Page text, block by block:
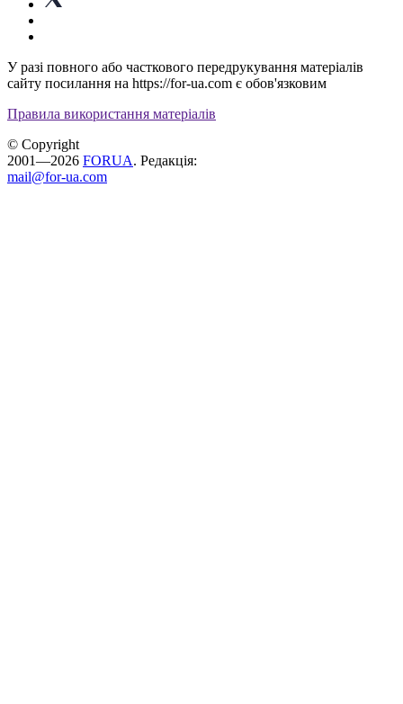
У разі повного або часткового передрукування матеріалів
сайту посилання на https://for-ua.com є обов'язковим
Правила використання матеріалів
© Copyright
2001—2026 FORUA. Редакція:
mail@for-ua.com